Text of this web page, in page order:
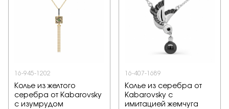
16-945-1202
Колье из желтого
серебра от Kabarovsky
с изумрудом
16-407-1689
Колье из серебра от
Kabarovsky с
имитацией жемчуга